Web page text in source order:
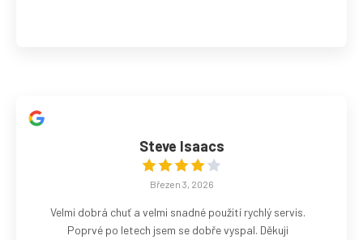
Steve Isaacs
Březen 3, 2026
Velmi dobrá chuť a velmi snadné použití rychlý servis.
Poprvé po letech jsem se dobře vyspal. Děkuji